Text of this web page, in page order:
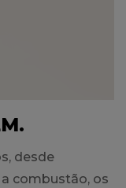
desde
combustão, os